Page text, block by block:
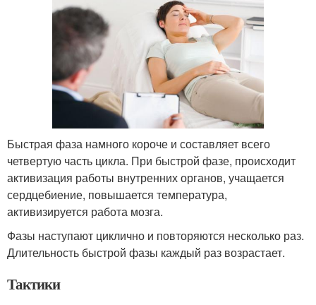
Быстрая фаза намного короче и составляет всего
четвертую часть цикла. При быстрой фазе, происходит
активизация работы внутренних органов, учащается
сердцебиение, повышается температура,
активизируется работа мозга.
Фазы наступают циклично и повторяются несколько раз.
Длительность быстрой фазы каждый раз возрастает.
Тактики